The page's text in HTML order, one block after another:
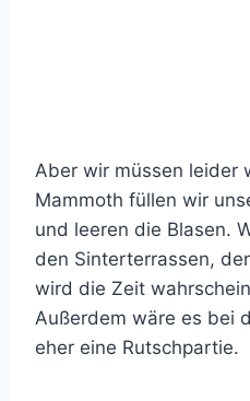
Aber wir müssen leider
Mammoth füllen wir
und leeren die Blasen.
den Sinterterrassen,
wird die Zeit
Außerdem wäre es bei
eher eine Rutschpartie.